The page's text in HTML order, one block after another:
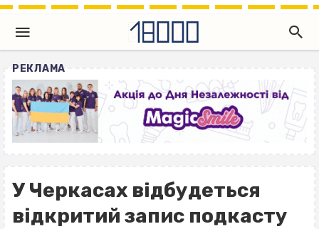
РЕКЛАМА
У Черкасах відбудеться
відкритий запис подкасту